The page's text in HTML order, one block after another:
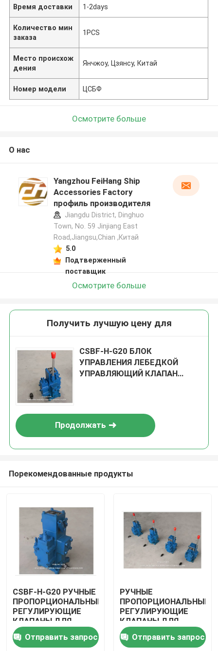
Главная страница
Продукция
О Компании
Время доставки 1-2days
Количество мин
заказа
1PCS
Место происхож
дения
Янчжоу, Цзянсу, Китай
Номер модели ЦСБФ
Осмотрите больше
О нас
Yangzhou FeiHang Ship
Accessories Factory
профиль производителя
Jiangdu District, Dinghuo
Town, No. 59 Jinjiang East
Road,Jiangsu,Chian ,Китай
5.0
Подтверженный
поставщик
Осмотрите больше
Получить лучшую цену для
CSBF-H-G20 БЛОК
УПРАВЛЕНИЯ ЛЕБЕДКОЙ
УПРАВЛЯЮЩИЙ КЛАПАН
Продолжать
Порекомендованные продукты
CSBF-H-G20 РУЧНЫЕ
ПРОПОРЦИОНАЛЬНЫЕ
РЕГУЛИРУЮЩИЕ
КЛАПАНЫ ДЛЯ
СУДОВ,
ГИДРАВЛИЧЕСКИЙ
Отправить запрос
РУЧНЫЕ
ПРОПОРЦИОНАЛЬНЫЕ
РЕГУЛИРУЮЩИЕ
КЛАПАНЫ ДЛЯ
СУДОВ БЛОК
ГИДРАВЛИЧЕСКИХ
Отправить запрос